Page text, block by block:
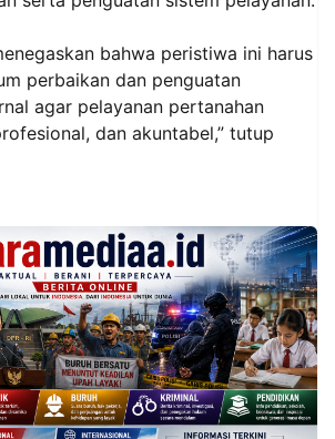
bahwa peristiwa ini harus
perbaikan dan penguatan
agar pelayanan pertanahan
dan akuntabel,” tutup